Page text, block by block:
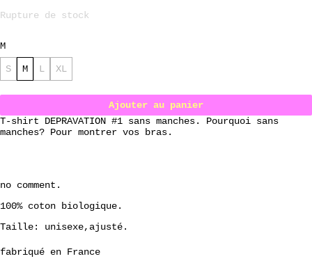
T-shirt DEPRAVATION #1 sans manches. Pourquoi sans
manches? Pour montrer vos bras.
Rupture de stock
M
S M L XL
Ajouter au panier
no comment.
100% coton biologique.
Taille: unisexe,ajusté.
fabriqué en France